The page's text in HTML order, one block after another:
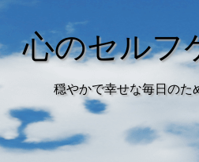
心のセルフ
穏やかで幸せな毎日のた